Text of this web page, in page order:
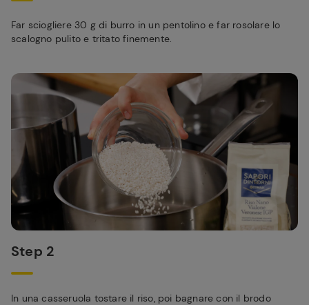
Far sciogliere 30 g di burro in un pentolino e far rosolare lo
scalogno pulito e tritato finemente.
Step 2
In una casseruola tostare il riso, poi bagnare con il brodo